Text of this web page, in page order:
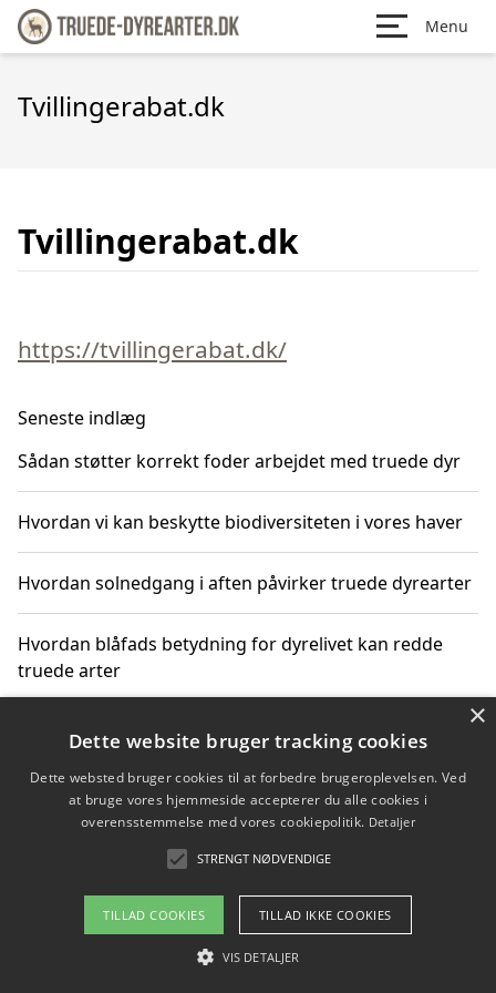
Menu
Tvillingerabat.dk
Tvillingerabat.dk
https://tvillingerabat.dk/
Seneste indlæg
Sådan støtter korrekt foder arbejdet med truede dyr
Hvordan vi kan beskytte biodiversiteten i vores haver
Hvordan solnedgang i aften påvirker truede dyrearter
Hvordan blåfads betydning for dyrelivet kan redde
truede arter
Hvordan kan gaver til unge voksne støtte bevarelsen
Copyright 2026 - Pilanto Aps
Om / kontakt
Blog Betingelser
×
Dette website bruger tracking cookies
Dette websted bruger cookies til at forbedre brugeroplevelsen. Ved
at bruge vores hjemmeside accepterer du alle cookies i
overensstemmelse med vores cookiepolitik. Detaljer
STRENGT NØDVENDIGE
TILLAD COOKIES TILLAD IKKE COOKIES
VIS DETALJER